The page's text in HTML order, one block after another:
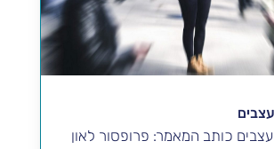
כותב המאמר: פרופסור לאון